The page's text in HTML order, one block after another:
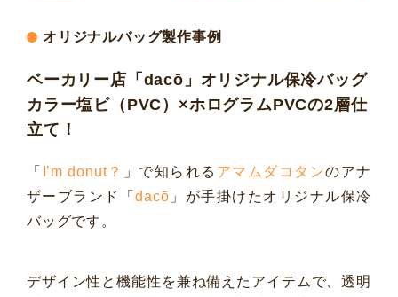
オリジナルバッグ製作事例
ベーカリー店「dacō」オリジナル保冷バッグ
カラー塩ビ（PVC）×ホログラムPVCの2層仕
立て！
「 I’m donut？ 」で知られる アマムダコタンのアナ
ザーブランド「dacō 」が手掛けたオリジナル保冷
バッグです。
デザイン性と機能性を兼ね備えたアイテムで、透明